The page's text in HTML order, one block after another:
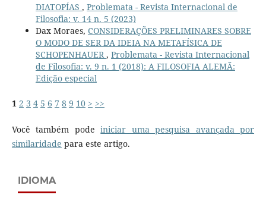
DIATOPÍAS , Problemata - Revista Internacional de
Filosofia: v. 14 n. 5 (2023)
Dax Moraes, CONSIDERAÇÕES PRELIMINARES SOBRE
O MODO DE SER DA IDEIA NA METAFÍSICA DE
SCHOPENHAUER, Problemata - Revista Internacional
de Filosofia: v. 9 n. 1 (2018): A FILOSOFIA ALEMÃ:
Edição especial
1 2 3 4 5 6 7 8 9 10 > >>
Você também podeiniciar uma pesquisa avançada por
similaridade para este artigo.
IDIOMA